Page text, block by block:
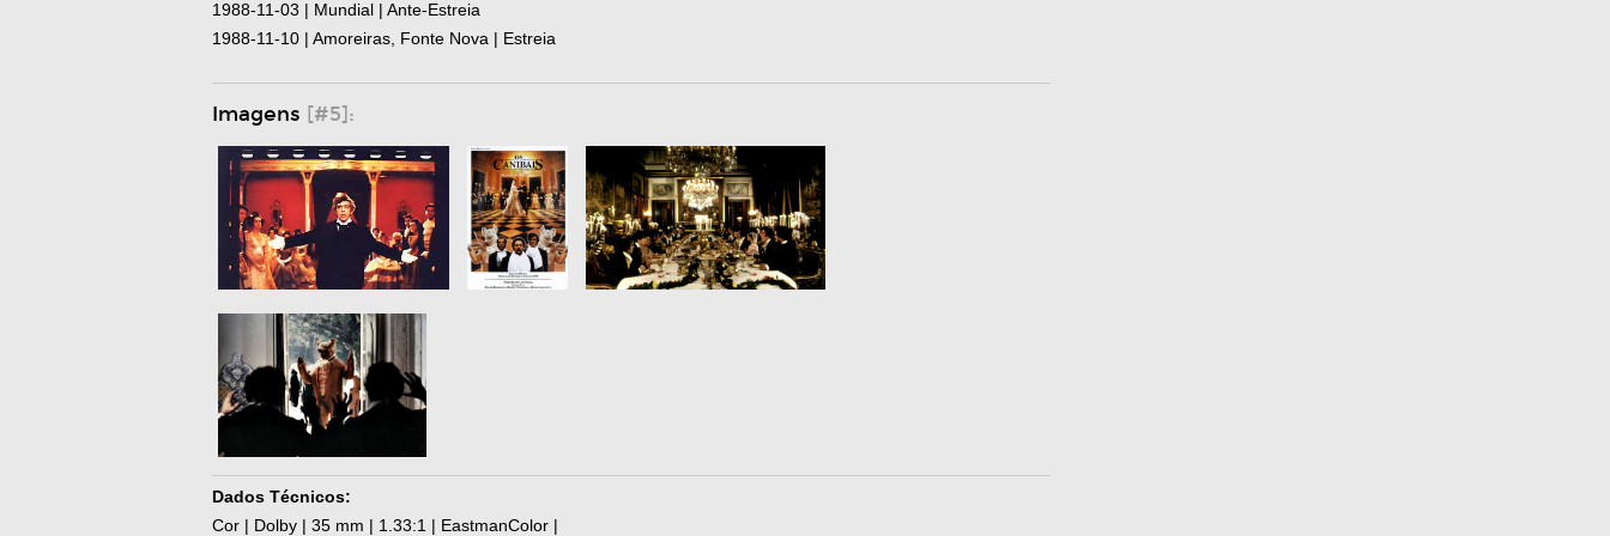
1988-11-03 | Mundial | Ante-Estreia
1988-11-10 | Amoreiras, Fonte Nova | Estreia
Imagens [#5]:
Dados Técnicos:
Cor | Dolby | 35 mm | 1.33:1 | EastmanColor |